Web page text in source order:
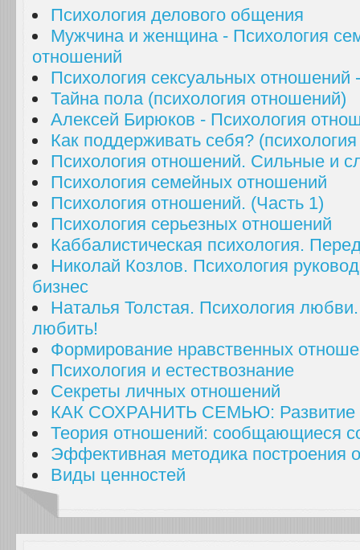
Психология делового общения
Мужчина и женщина - Психология
отношений
Психология сексуальных
Тайна пола (психология отношений)
Алексей Бирюков - Психология
Как поддерживать себя?
Психология отношений. Сильные и
Психология семейных отношений
Психология отношений. (Часть 1)
Психология серьезных отношений
Каббалистическая психология.
Николай Козлов. Психология
бизнес
Наталья Толстая. Психология
любить!
Формирование нравственных
Психология и естествознание
Секреты личных отношений
КАК СОХРАНИТЬ СЕМЬЮ: Развитие
Теория отношений: сообщающиеся
Эффективная методика построения
Виды ценностей